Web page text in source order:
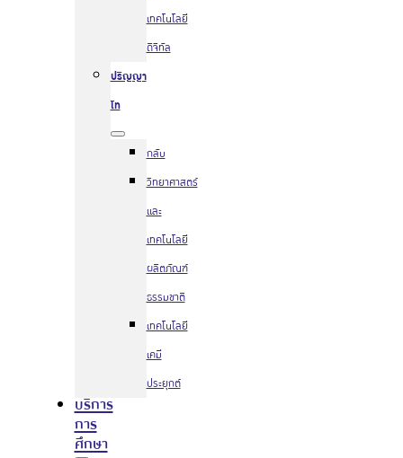
เทคโนโลยี
ดิจิทัล
ปริญญา
โท
กลับ
วิทยาศาสตร์
และ
เทคโนโลยี
ผลิตภัณฑ์
ธรรมชาติ
เทคโนโลยี
เคมี
ประยุกต์
บริการ
การ
ศึกษา